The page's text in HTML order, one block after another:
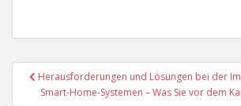
Beitragsnavigation
Herausforderungen und Lösungen bei der
Smart-Home-Systemen – Was Sie vor dem